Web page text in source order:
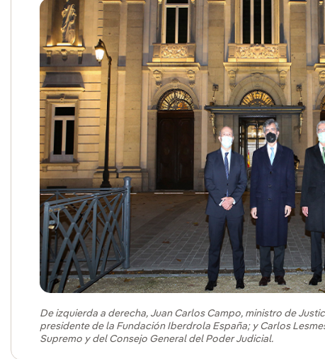
De izquierda a derecha, Juan Carlos Campo, ministro de
presidente de la Fundación Iberdrola España; y Carlos
Supremo y del Consejo General del Poder Judicial.